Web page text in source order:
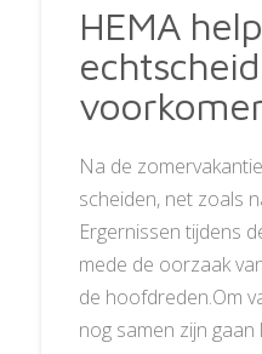
HEMA
Na de
scheiden, net zoals
Ergernissen tijdens
mede de oorzaak
de hoofdreden.Om
nog samen zijn